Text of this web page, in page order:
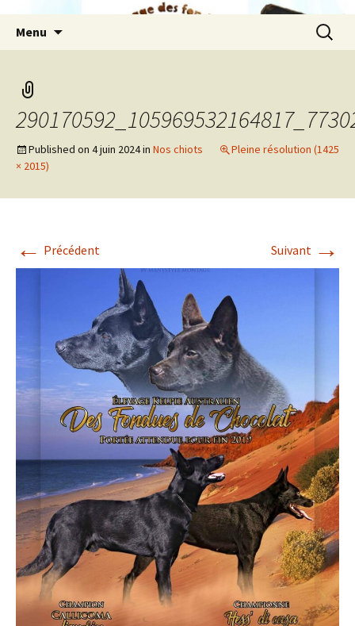
Menu
Published on 4 juin 2024in Nos chiots
Pleine résolution (1425
× 2015)
← Précédent Suivant →